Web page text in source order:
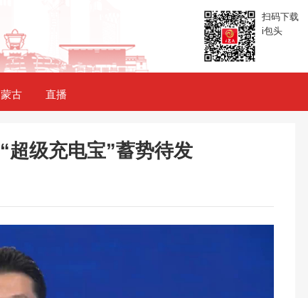
扫码下载
i包头
古 直播
超级充电宝”蓄势待发